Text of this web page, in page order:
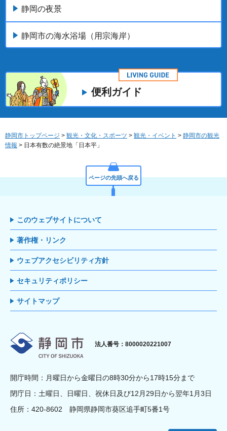
静岡の夜景
静岡市の海水浴場（用宗海岸）
便利ガイド
静岡市トップページ > 観光・文化・スポーツ > 観光・イベント > 静岡市の観光
情報 > 日本有数の絶景地「日本平」
ページの先頭へ戻る
このウェブサイトについて
著作権・リンク
ウェブアクセシビリティ方針
セキュリティポリシー
サイトマップ
静岡市
法人番号：8000020221007
開庁時間：月曜日から金曜日の8時30分から17時15分まで
閉庁日：土曜日、日曜日、祝休日及び12月29日から翌年1月3日
住所：420-8602 静岡県静岡市葵区追手町5番1号